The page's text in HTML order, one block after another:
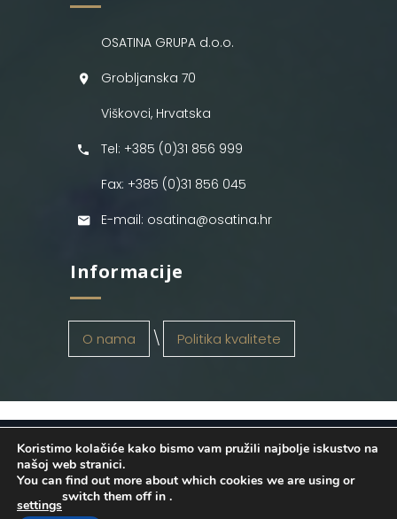
OSATINA GRUPA d.o.o.
Grobljanska 70
Viškovci, Hrvatska
Tel: +385 (0)31 856 999
Fax: +385 (0)31 856 045
E-mail: osatina@osatina.hr
Informacije
O nama Politika kvalitete
OSATINA GRUPA d.o.o. 2026
. Configured
byINFOS Osijek. Sva prava pridržana.
Koristimo kolačiće kako bismo vam pružili najbolje iskustvo na
našoj web stranici.
You can find out more about which cookies we are using or
switch them off in
settings
.